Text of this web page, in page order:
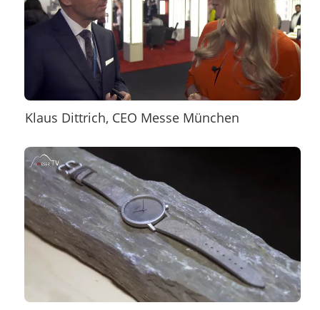
Klaus Dittrich, CEO Messe München